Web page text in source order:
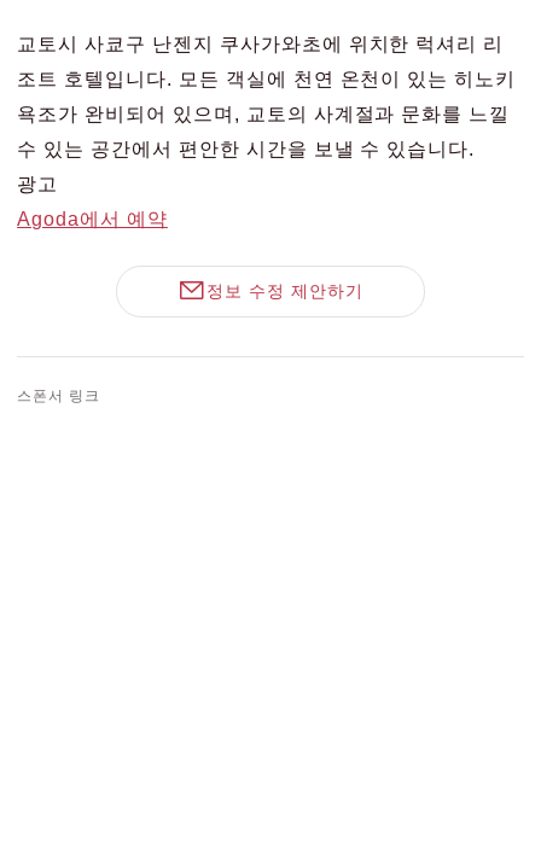
교토시 사쿄구 난젠지 쿠사가와초에 위치한 럭셔리 리
조트 호텔입니다. 모든 객실에 천연 온천이 있는 히노키
욕조가 완비되어 있으며, 교토의 사계절과 문화를 느낄
수 있는 공간에서 편안한 시간을 보낼 수 있습니다.
광고
Agoda에서 예약
정보 수정 제안하기
스폰서 링크